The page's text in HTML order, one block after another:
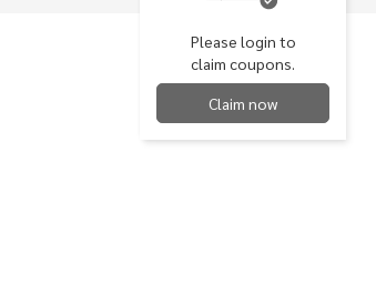
Please login to
claim coupons.
Claim now